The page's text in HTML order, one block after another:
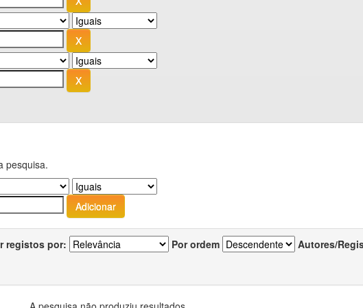
pesquisa.
registos por: Por ordem Autores/